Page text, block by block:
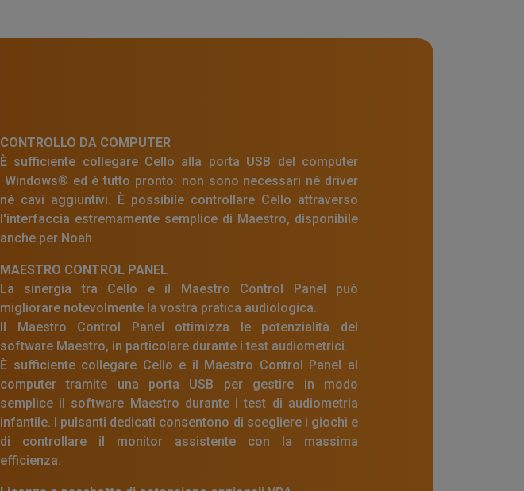
CONTROLLO DA COMPUTER
È sufficiente collegare Cello alla porta USB del computer
Windows® ed è tutto pronto: non sono necessari né driver
né cavi aggiuntivi. È possibile controllare Cello attraverso
l'interfaccia estremamente semplice di Maestro, disponibile
anche per Noah.
MAESTRO CONTROL PANEL
La sinergia tra Cello e il Maestro Control Panel può
migliorare notevolmente la vostra pratica audiologica.
Il Maestro Control Panel ottimizza le potenzialità del
software Maestro, in particolare durante i test audiometrici.
È sufficiente collegare Cello e il Maestro Control Panel al
computer tramite una porta USB per gestire in modo
semplice il software Maestro durante i test di audiometria
infantile. I pulsanti dedicati consentono di scegliere i giochi e
di controllare il monitor assistente con la massima
efficienza.